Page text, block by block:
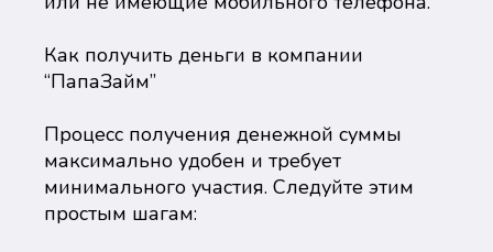
Как получить деньги в компании
“ПапаЗайм”
Процесс получения денежной суммы
максимально удобен и требует
минимального участия. Следуйте этим
простым шагам: